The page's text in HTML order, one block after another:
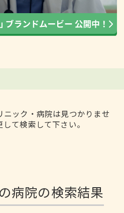
ック・病院は見つかりませ
て検索して下さい。
病院の検索結果